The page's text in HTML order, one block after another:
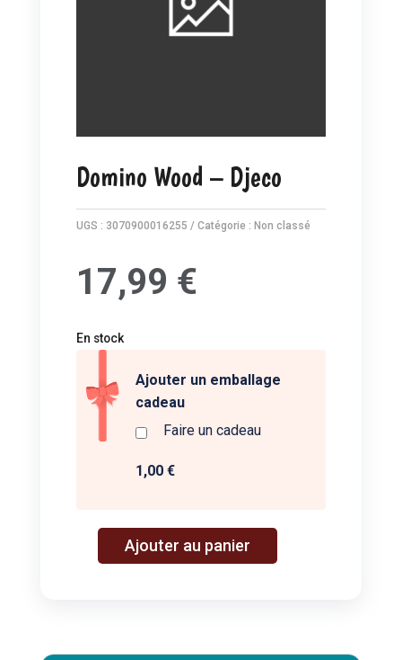
Domino Wood – Djeco
UGS : 3070900016255 Catégorie : Non classé
17,99 €
En stock
Ajouter un emballage
cadeau
Faire un cadeau
1,00 €
quantité
Ajouter au panier
l
n